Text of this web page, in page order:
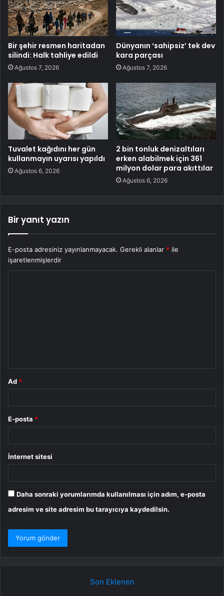
Bir şehir resmen haritadan
silindi: Halk tahliye edildi
Ağustos 7, 2026
Dünyanın ‘sahipsiz’ tek dev
kara parçası
Ağustos 7, 2026
Tuvalet kağıdını her gün
kullanmayın uyarısı yapıldı
Ağustos 6, 2026
2 bin tonluk denizaltıları
erken alabilmek için 361
milyon dolar para akıttılar
Ağustos 6, 2026
Bir yanıt yazın
E-posta adresiniz yayınlanmayacak. Gerekli alanlar * ile
işaretlenmişlerdir
Ad *
E-posta *
İnternet sitesi
Daha sonraki yorumlarımda kullanılması için adım, e-posta
adresim ve site adresim bu tarayıcıya kaydedilsin.
Son Eklenen